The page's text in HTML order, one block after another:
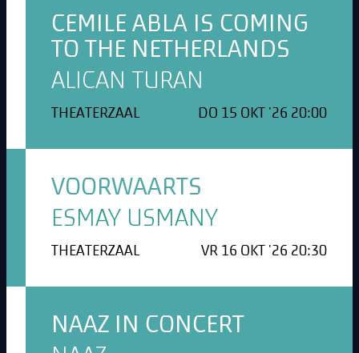
CEMILE ABLA IS COMING
TO THE NETHERLANDS
ALICAN TURAN
THEATERZAAL DO 15 OKT '26 20:00
VOORWAARTS
ESMAY USMANY
THEATERZAAL VR 16 OKT '26 20:30
NAAZ IN CONCERT